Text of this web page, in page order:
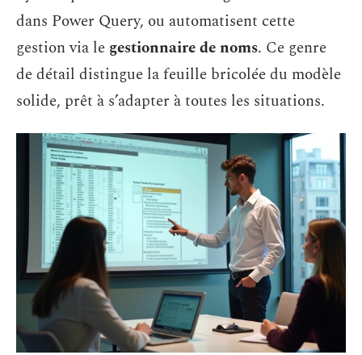
dans Power Query, ou automatisent cette
gestion via le gestionnaire de noms. Ce genre
de détail distingue la feuille bricolée du modèle
solide, prêt à s’adapter à toutes les situations.